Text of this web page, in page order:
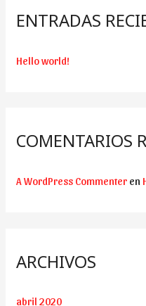
rENTRADAS
Hello world!
COMENTARIOS
A WordPress Commenter en
ARCHIVOS
abril 2020